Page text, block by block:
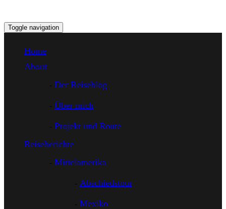
Toggle navigation
Home
About
Der Reiseblog
Über mich
Projekt und Route
Reiseberichte
Mittelamerika
Abschiedstour
Mexiko